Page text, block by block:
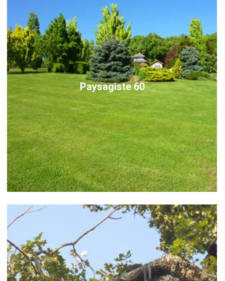
Paysagiste 60